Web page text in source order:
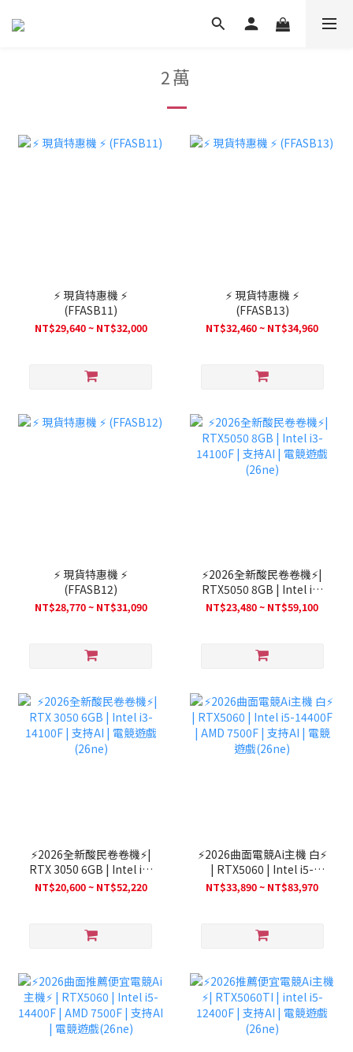
2萬
⚡ 現貨特惠機 ⚡
(FFASB11)
NT$29,640 ~ NT$32,000
⚡ 現貨特惠機 ⚡
(FFASB13)
NT$32,460 ~ NT$34,960
⚡ 現貨特惠機 ⚡
(FFASB12)
NT$28,770 ~ NT$31,090
⚡2026全新酸民卷卷機⚡|
RTX5050 8GB | Intel i3-
14100F | 支持AI | 電競遊
NT$23,480 ~ NT$59,100
⚡2026全新酸民卷卷機⚡|
RTX 3050 6GB | Intel i3-
14100F | 支持AI | 電競遊
NT$20,600 ~ NT$52,220
⚡2026曲面電競Ai主機 白⚡
| RTX5060 | Intel i5-
14400F | AMD 7500F | 支
持AI | 電競遊戲(26ne)
NT$33,890 ~ NT$83,970